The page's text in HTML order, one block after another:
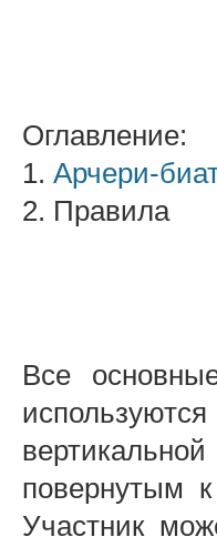
Оглавление:
1. Арчери-
2. Правила
Все
повернутым
Участник